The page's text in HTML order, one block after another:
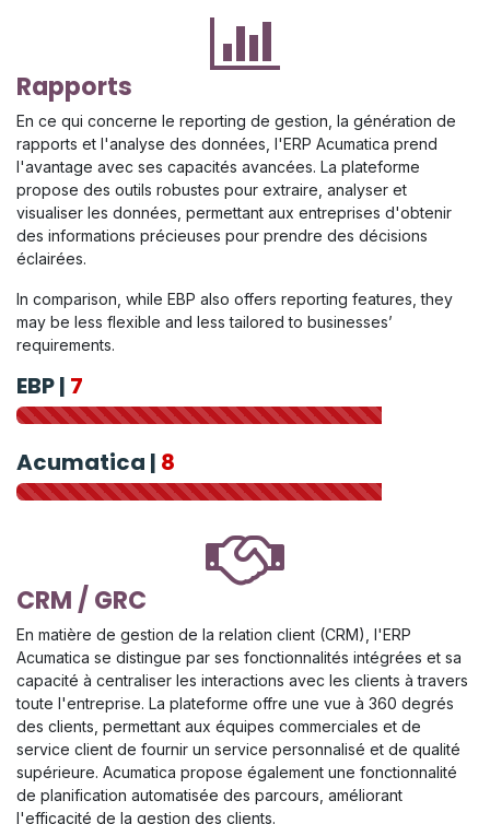
Rapports
En ce qui concerne le reporting de gestion, la génération de
rapports et l'analyse des données, l'ERP Acumatica prend
l'avantage avec ses capacités avancées. La plateforme
propose des outils robustes pour extraire, analyser et
visualiser les données, permettant aux entreprises d'obtenir
des informations précieuses pour prendre des décisions
éclairées.
In comparison, while EBP also offers reporting features, they
may be less flexible and less tailored to businesses’
requirements.
EBP | 7
Acumatica | 8
CRM / GRC
En matière de gestion de la relation client (CRM), l'ERP
Acumatica se distingue par ses fonctionnalités intégrées et sa
capacité à centraliser les interactions avec les clients à travers
toute l'entreprise. La plateforme offre une vue à 360 degrés
des clients, permettant aux équipes commerciales et de
service client de fournir un service personnalisé et de qualité
supérieure. Acumatica propose également une fonctionnalité
de planification automatisée des parcours, améliorant
l'efficacité de la gestion des clients.